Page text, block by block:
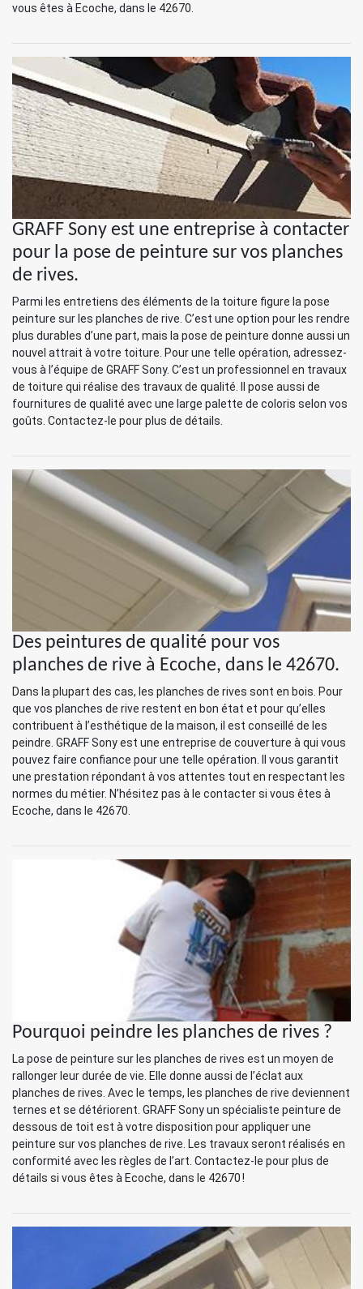
vous êtes à Ecoche, dans le 42670.
GRAFF Sony est une entreprise à contacter
pour la pose de peinture sur vos planches
de rives.
Parmi les entretiens des éléments de la toiture figure la pose
peinture sur les planches de rive. C’est une option pour les rendre
plus durables d’une part, mais la pose de peinture donne aussi un
nouvel attrait à votre toiture. Pour une telle opération, adressez-
vous à l’équipe de GRAFF Sony. C’est un professionnel en travaux
de toiture qui réalise des travaux de qualité. Il pose aussi de
fournitures de qualité avec une large palette de coloris selon vos
goûts. Contactez-le pour plus de détails.
Des peintures de qualité pour vos
planches de rive à Ecoche, dans le 42670.
Dans la plupart des cas, les planches de rives sont en bois. Pour
que vos planches de rive restent en bon état et pour qu’elles
contribuent à l’esthétique de la maison, il est conseillé de les
peindre. GRAFF Sony est une entreprise de couverture à qui vous
pouvez faire confiance pour une telle opération. Il vous garantit
une prestation répondant à vos attentes tout en respectant les
normes du métier. N’hésitez pas à le contacter si vous êtes à
Ecoche, dans le 42670.
Pourquoi peindre les planches de rives ?
La pose de peinture sur les planches de rives est un moyen de
rallonger leur durée de vie. Elle donne aussi de l’éclat aux
planches de rives. Avec le temps, les planches de rive deviennent
ternes et se détériorent. GRAFF Sony un spécialiste peinture de
dessous de toit est à votre disposition pour appliquer une
peinture sur vos planches de rive. Les travaux seront réalisés en
conformité avec les règles de l’art. Contactez-le pour plus de
détails si vous êtes à Ecoche, dans le 42670 !